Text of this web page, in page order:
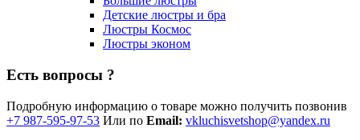
Детские люстры и бра
Люстры Космос
Люстры эконом
Есть вопросы ?
Подробную информацию о товаре можно получить позвонив
+7 987-595-97-53 Или по Email: vkluchisvetshop@yandex.ru